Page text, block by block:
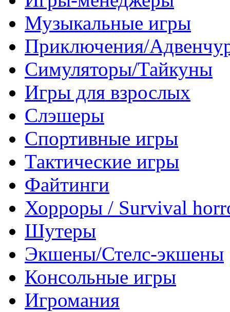
Музыкальные игры
Приключения/
Симуляторы/Тайкуны
Игры для взрослых
Слэшеры
Спортивные игры
Тактические игры
Файтинги
Хорроры / Survival
Шутеры
Экшены/Стелс-экшены
Консольные игры
Игромания